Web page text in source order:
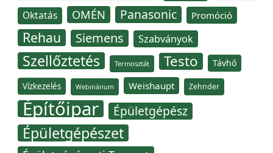
Oktatás OMÉN Panasonic Promóció
Rehau Siemens Szabványok
Szellőztetés Termosztát Testo Távhő
Vízkezelés Webinárium Weishaupt Zehnder
Építőipar Épületgépész
Épületgépészet